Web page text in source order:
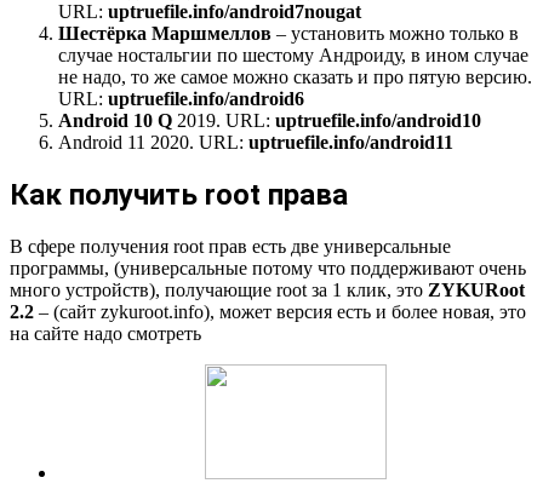
URL: uptruefile.info/android7nougat
Шестёрка Маршмеллов – установить можно только в
случае ностальгии по шестому Андроиду, в ином случае
не надо, то же самое можно сказать и про пятую версию.
URL: uptruefile.info/android6
Android 10 Q 2019. URL: uptruefile.info/android10
Android 11 2020. URL: uptruefile.info/android11
Как получить root права
В сфере получения root прав есть две универсальные
программы, (универсальные потому что поддерживают очень
много устройств), получающие root за 1 клик, это ZYKURoot
2.2 – (сайт zykuroot.info), может версия есть и более новая, это
на сайте надо смотреть